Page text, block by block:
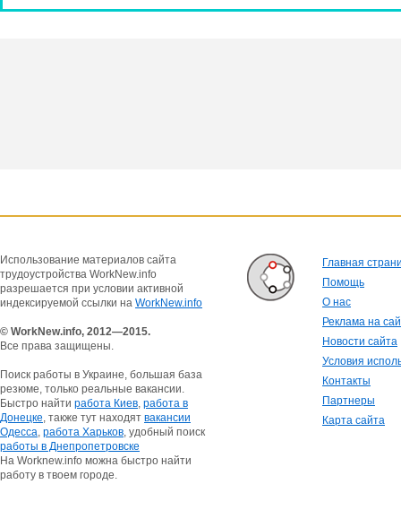
Использование материалов сайта
трудоустройства WorkNew.info
разрешается при условии активной
индексируемой ссылки на WorkNew.info
© WorkNew.info, 2012—2015.
Все права защищены.
Поиск работы в Украине, большая база
резюме, только реальные вакансии.
Быстро найти работа Киев, работа в
Донецке, также тут находят вакансии
Одесса, работа Харьков, удобный поиск
работы в Днепропетровске
На Worknew.info можна быстро найти
работу в твоем городе.
Главная
Помощь
О нас
Реклама на
Новости сайта
Условия
Контакты
Партнеры
Карта сайта